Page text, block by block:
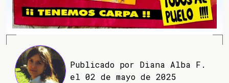
Publicado por Diana Alba F.
el 02 de mayo de 2025